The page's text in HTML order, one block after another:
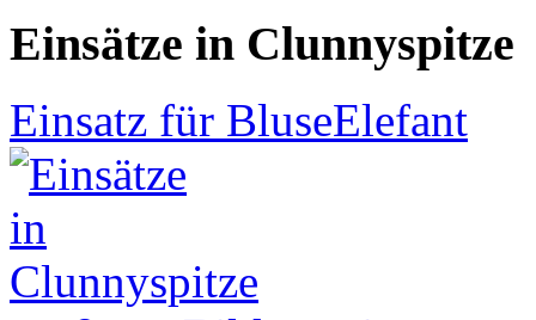
Einsätze in Clunnyspitze
Einsatz für BluseElefant